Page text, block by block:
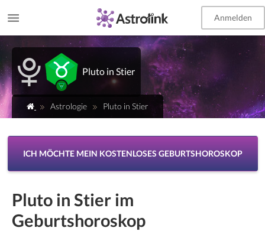
Anmelden
Pluto in Stier
Astrologie Pluto in Stier
ICH MÖCHTE MEIN KOSTENLOSES GEBURTSHOROSKOP
Pluto in Stier im
Geburtshoroskop